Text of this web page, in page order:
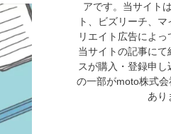
アです。当サイト
ト、ビズリーチ、
リエイト広告によっ
当サイトの記事に
スが購入・登録申
の一部がmoto株式
あり